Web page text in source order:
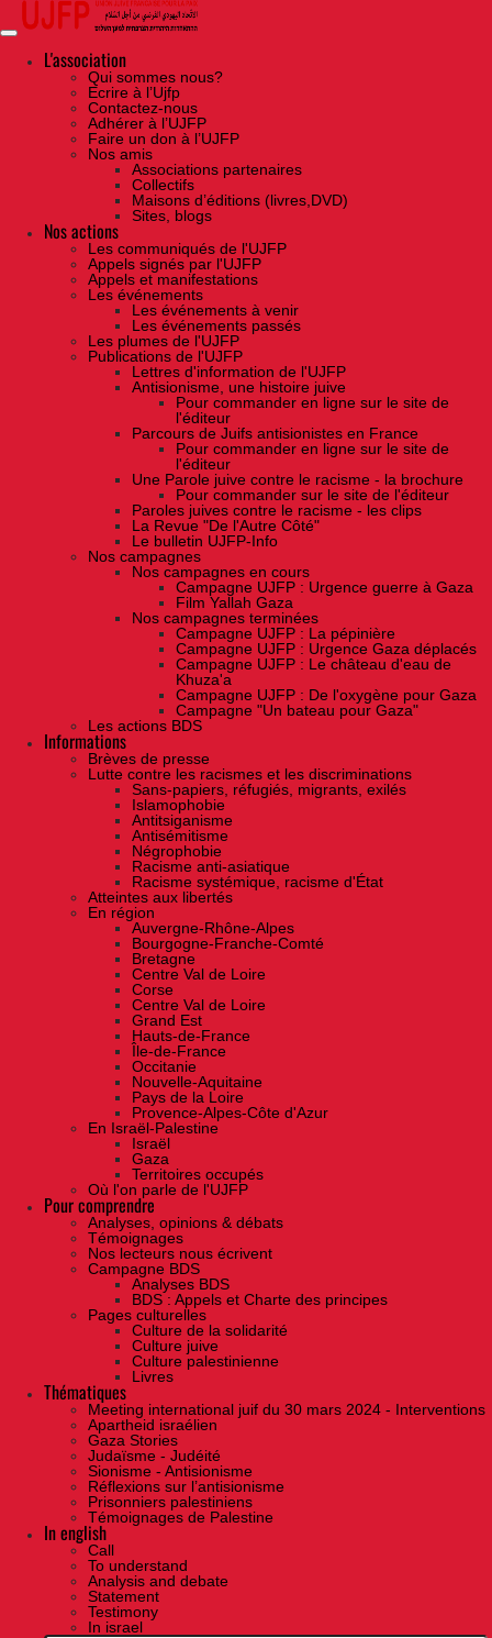
Skip
the
contentL'association
Qui sommes nous?
Ecrire à l’Ujfp
Contactez-nous
Adhérer à l’UJFP
Faire un don à l’UJFP
Nos amis
Associations partenaires
Collectifs
Maisons d’éditions (livres,DVD)
Sites, blogs
Nos actions
Les communiqués de l'UJFP
Appels signés par l'UJFP
Appels et manifestations
Les événements
Les événements à venir
Les événements passés
Les plumes de l'UJFP
Publications de l'UJFP
Lettres d'information de l'UJFP
Antisionisme, une histoire juive
Pour commander en ligne sur le site de
l'éditeur
Parcours de Juifs antisionistes en France
Pour commander en ligne sur le site de
l'éditeur
Une Parole juive contre le racisme - la brochure
Pour commander sur le site de l'éditeur
Paroles juives contre le racisme - les clips
La Revue "De l'Autre Côté"
Le bulletin UJFP-Info
Nos campagnes
Nos campagnes en cours
Campagne UJFP : Urgence guerre à Gaza
Film Yallah Gaza
Nos campagnes terminées
Campagne UJFP : La pépinière
Campagne UJFP : Urgence Gaza déplacés
Campagne UJFP : Le château d'eau de
Khuza'a
Campagne UJFP : De l'oxygène pour Gaza
Campagne "Un bateau pour Gaza"
Les actions BDS
Informations
Brèves de presse
Lutte contre les racismes et les discriminations
Sans-papiers, réfugiés, migrants, exilés
Islamophobie
Antitsiganisme
Antisémitisme
Négrophobie
Racisme anti-asiatique
Racisme systémique, racisme d'État
Atteintes aux libertés
En région
Auvergne-Rhône-Alpes
Bourgogne-Franche-Comté
Bretagne
Centre Val de Loire
Corse
Centre Val de Loire
Grand Est
Hauts-de-France
Île-de-France
Occitanie
Nouvelle-Aquitaine
Pays de la Loire
Provence-Alpes-Côte d'Azur
En Israël-Palestine
Israël
Gaza
Territoires occupés
Où l'on parle de l'UJFP
Pour comprendre
Analyses, opinions & débats
Témoignages
Nos lecteurs nous écrivent
Campagne BDS
Analyses BDS
BDS : Appels et Charte des principes
Pages culturelles
Culture de la solidarité
Culture juive
Culture palestinienne
Livres
Thématiques
Meeting international juif du 30 mars 2024 - Interventions
Apartheid israélien
Gaza Stories
Judaïsme - Judéité
Sionisme - Antisionisme
Réflexions sur l’antisionisme
Prisonniers palestiniens
Témoignages de Palestine
In english
Call
To understand
Analysis and debate
Statement
Testimony
In israel